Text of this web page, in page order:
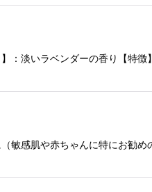
】：淡いラベンダーの香り【特
（敏感肌や赤ちゃんに特にお勧